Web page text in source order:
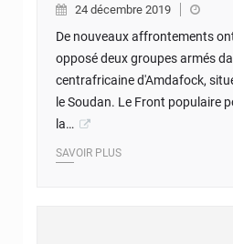
24 décembre 2019
De nouveaux affrontements
opposé deux groupes armés
centrafricaine d'Amdafock,
le Soudan. Le Front populaire
la…
SAVOIR PLUS